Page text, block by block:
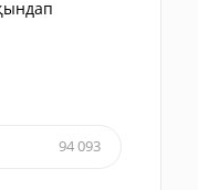
94 093